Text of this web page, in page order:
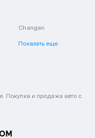
Changan
Показать еще
Покупка и продажа авто с